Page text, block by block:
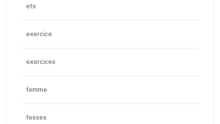
ets
exercice
exercices
femme
fesses